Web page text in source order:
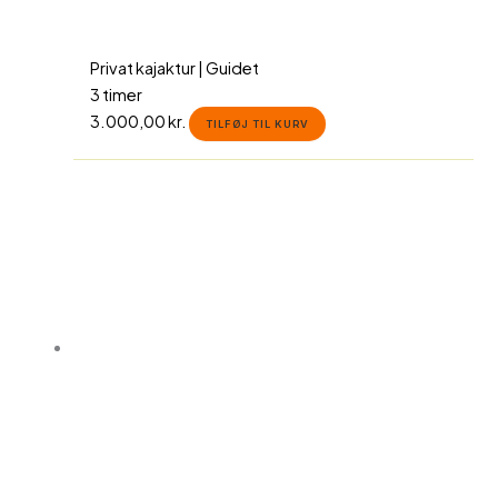
Privat kajaktur | Guidet
3 timer
3.000,00kr. TILFØJ TIL KURV